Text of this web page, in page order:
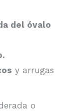
del óvalo
y arrugas
o